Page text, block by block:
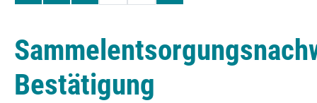
Bestätigung